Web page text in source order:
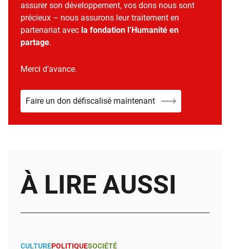
assurer son développement, vos dons nous sont
précieux – nous assurons leur traitement en
partenariat avec la fondation l’Humanité en
partage.
Merci d’avance.
Faire un don défiscalisé maintenant
À LIRE AUSSI
CULTUREPOLITIQUESOCIÉTÉ